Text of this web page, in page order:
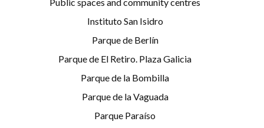
Instituto San Isidro
Parque de Berlín
Parque de El Retiro. Plaza Galicia
Parque de la Bombilla
Parque de la Vaguada
Parque Paraíso